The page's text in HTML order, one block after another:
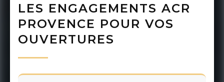
LES ENGAGEMENTS ACR
PROVENCE POUR VOS
OUVERTURES